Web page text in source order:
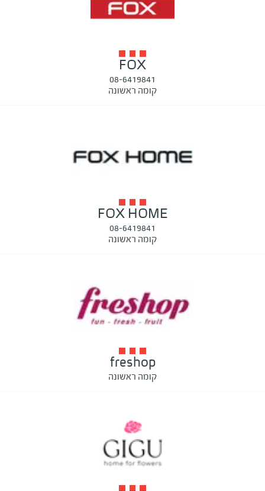
FOX
08-6419841
קומה ראשונה
FOX HOME
08-6419841
קומה ראשונה
freshop
קומה ראשונה